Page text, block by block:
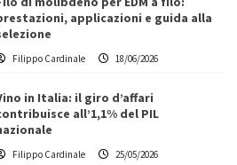
applicazioni e guida alla
Filippo Cardinale 18/06/2026
in Italia: il giro d’affari
all’1,1% del PIL
Filippo Cardinale 25/05/2026